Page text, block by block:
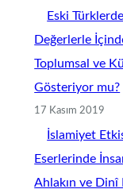
Eski
Değerlerle
Toplumsal ve
Gösteriyor mu?
17 Kasım 2019
İslamiyet
Eserlerinde
Ahlakın ve